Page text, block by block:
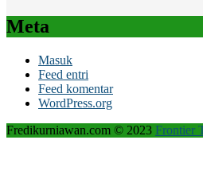
Meta
Masuk
Feed entri
Feed komentar
WordPress.org
Fredikurniawan.com © 2023 Frontier